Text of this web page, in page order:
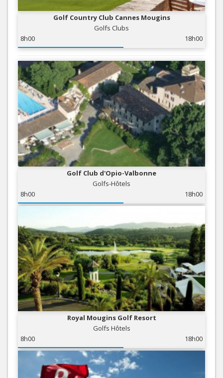
Golf Country Club Cannes Mougins
Golfs Clubs
8h00
18h00
Golf Club d'Opio-Valbonne
Golfs-Hôtels
8h00
18h00
Royal Mougins Golf Resort
Golfs Hôtels
8h00
18h00